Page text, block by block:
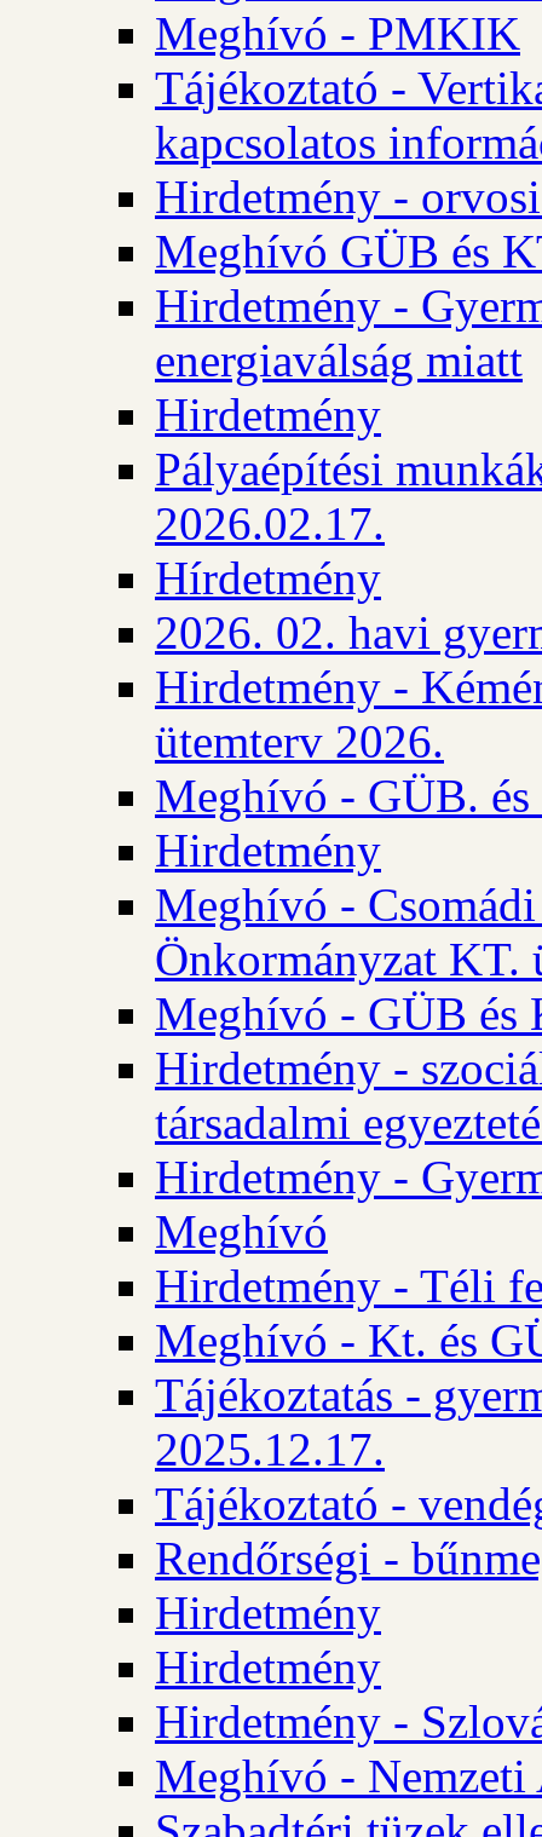
Meghívó - PMKIK
Tájékoztató -
kapcsolatos
Hirdetmény -
Meghívó GÜB és
Hirdetmény -
energiaválság miatt
Hirdetmény
Pályaépítési
2026.02.17.
Hírdetmény
2026. 02. havi
Hirdetmény -
ütemterv 2026.
Meghívó - GÜB.
Hirdetmény
Meghívó -
Önkormányzat KT.
Meghívó - GÜB és
Hirdetmény -
társadalmi
Hirdetmény -
Meghívó
Hirdetmény - Téli
Meghívó - Kt. és
Tájékoztatás -
2025.12.17.
Tájékoztató -
Rendőrségi -
Hirdetmény
Hirdetmény
Hirdetmény -
Meghívó - Nemzeti